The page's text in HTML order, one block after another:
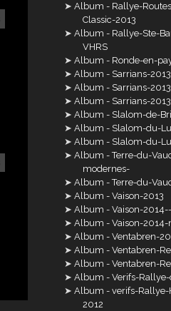
Album - Rallye-
Classic-2013
Album - Rallye-Ste-
VHRS
Album - Ronde-en-
Album - Sarrians-
Album - Sarrians-
Album - Sarrians-
Album - Slalom-de-
Album - Slalom-du-
Album - Slalom-du-
Album - Terre-du-
modernes-
Album - Terre-du-
Album - Vaison-2013
Album - Vaison-
Album - Vaison-2014-
Album - Ventabren-
Album - Ventabren-
Album - Ventabren-
Album - Verifs-
Album - verifs-Rallye-
2012